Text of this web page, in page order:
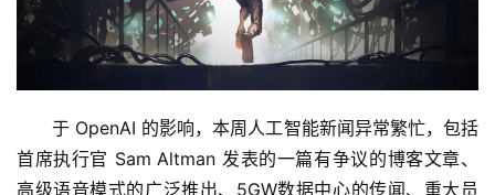
于 OpenAI 的影响，本周人工智能新闻异常繁忙，包括
首席执行官 Sam Altman 发表的一篇有争议的博客文章、
高级语音模式的广泛推出、5GW数据中心的传闻、重大员